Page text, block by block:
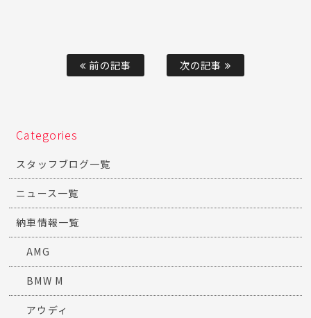
前の記事 次の記事
Categories
スタッフブログ一覧
ニュース一覧
納車情報一覧
AMG
BMW M
アウディ